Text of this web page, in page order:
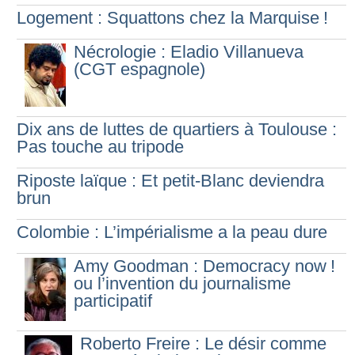
Logement : Squattons chez la Marquise !
Nécrologie : Eladio Villanueva
(CGT espagnole)
Dix ans de luttes de quartiers à Toulouse :
Pas touche au tripode
Riposte laïque : Et petit-Blanc deviendra
brun
Colombie : L’impérialisme a la peau dure
Amy Goodman : Democracy now !
ou l’invention du journalisme
participatif
Roberto Freire : Le désir comme